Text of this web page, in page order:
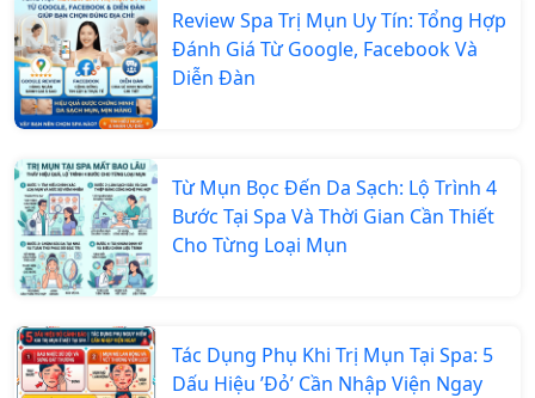
Review Spa Trị Mụn Uy Tín: Tổng Hợp
Đánh Giá Từ Google, Facebook Và
Diễn Đàn
Từ Mụn Bọc Đến Da Sạch: Lộ Trình 4
Bước Tại Spa Và Thời Gian Cần Thiết
Cho Từng Loại Mụn
Tác Dụng Phụ Khi Trị Mụn Tại Spa: 5
Dấu Hiệu ’Đỏ’ Cần Nhập Viện Ngay